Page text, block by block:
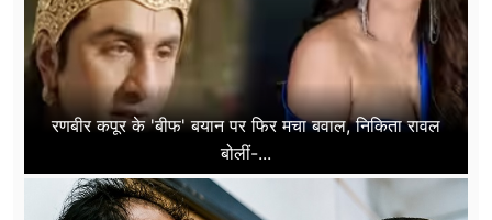
रणबीर कपूर के 'बीफ' बयान पर फिर मचा बवाल, निकिता रावल
बोलीं-...